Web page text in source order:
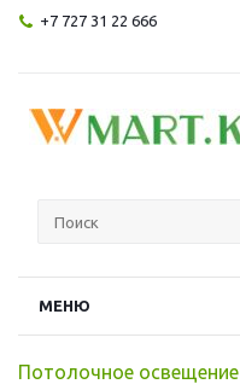
+7 727 31 22 666
МЕНЮ
Потолочное освещение